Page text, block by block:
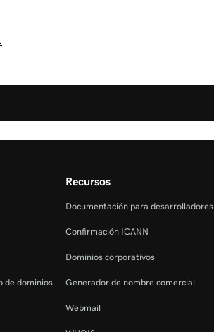
de dominios
Recursos
Documentación para desarrolladores
Confirmación ICANN
Dominios corporativos
Generador de nombre comercial
Webmail